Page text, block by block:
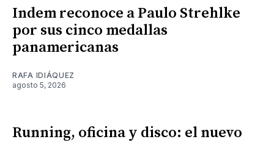
Indem reconoce a Paulo Strehlke
por sus cinco medallas
panamericanas
RAFA IDIÁQUEZ
agosto 5, 2026
Running, oficina y disco: el nuevo